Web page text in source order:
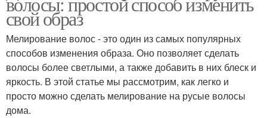
свой образ
Мелирование волос - это один из самых популярных
способов изменения образа. Оно позволяет сделать
волосы более светлыми, а также добавить в них блеск и
яркость. В этой статье мы рассмотрим, как легко и
просто можно сделать мелирование на русые волосы
дома.